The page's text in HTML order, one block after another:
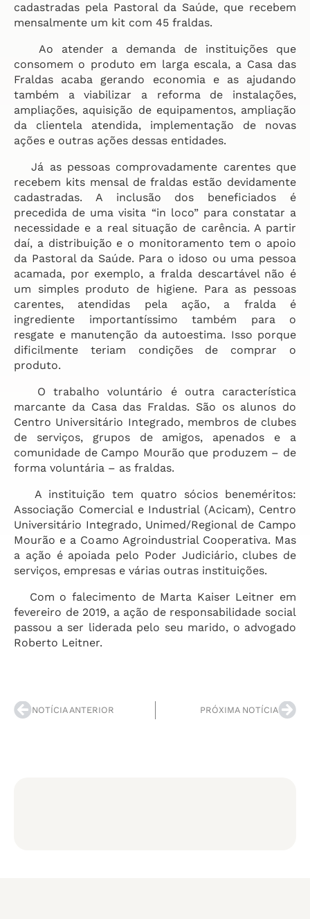
cadastradas pela Pastoral da Saúde, que recebem
mensalmente um kit com 45 fraldas.
Ao atender a demanda de instituições que
consomem o produto em larga escala, a Casa das
Fraldas acaba gerando economia e as ajudando
também a viabilizar a reforma de instalações,
ampliações, aquisição de equipamentos, ampliação
da clientela atendida, implementação de novas
ações e outras ações dessas entidades.
Já as pessoas comprovadamente carentes que
recebem kits mensal de fraldas estão devidamente
cadastradas. A inclusão dos beneficiados é
precedida de uma visita “in loco” para constatar a
necessidade e a real situação de carência. A partir
daí, a distribuição e o monitoramento tem o apoio
da Pastoral da Saúde. Para o idoso ou uma pessoa
acamada, por exemplo, a fralda descartável não é
um simples produto de higiene. Para as pessoas
carentes, atendidas pela ação, a fralda é
ingrediente importantíssimo também para o
resgate e manutenção da autoestima. Isso porque
dificilmente teriam condições de comprar o
produto.
O trabalho voluntário é outra característica
marcante da Casa das Fraldas. São os alunos do
Centro Universitário Integrado, membros de clubes
de serviços, grupos de amigos, apenados e a
comunidade de Campo Mourão que produzem – de
forma voluntária – as fraldas.
A instituição tem quatro sócios beneméritos:
Associação Comercial e Industrial (Acicam), Centro
Universitário Integrado, Unimed/Regional de Campo
Mourão e a Coamo Agroindustrial Cooperativa. Mas
a ação é apoiada pelo Poder Judiciário, clubes de
serviços, empresas e várias outras instituições.
Com o falecimento de Marta Kaiser Leitner em
fevereiro de 2019, a ação de responsabilidade social
passou a ser liderada pelo seu marido, o advogado
Roberto Leitner.
NOTÍCIA ANTERIOR PRÓXIMA NOTÍCIA